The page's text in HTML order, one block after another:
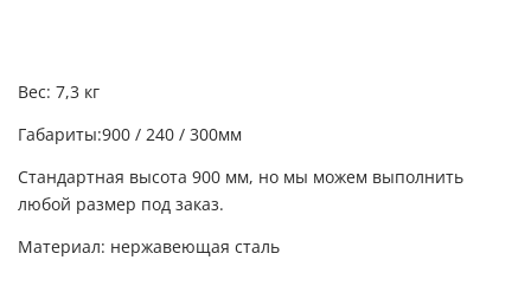
Вес: 7,3 кг
Габариты:900 / 240 / 300мм
Стандартная высота 900 мм, но мы можем выполнить
любой размер под заказ.
Материал: нержавеющая сталь